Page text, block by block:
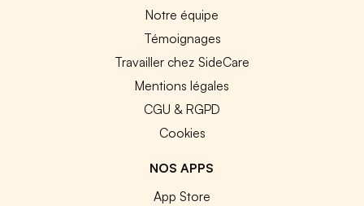
Notre équipe
Témoignages
Travailler chez SideCare
Mentions légales
CGU & RGPD
Cookies
NOS APPS
App Store